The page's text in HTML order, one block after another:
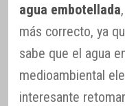
agua embotellada
más correcto, ya
sabe que el agua
medioambiental
interesante